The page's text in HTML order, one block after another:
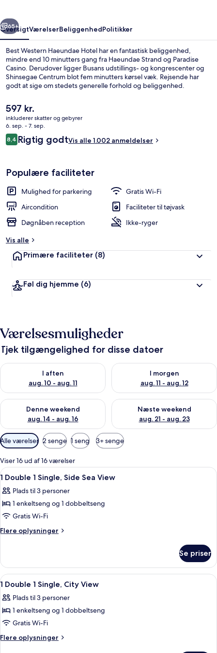
Næste
65+
OversigtVærelserBeliggenhedPolitikker
Best Western Haeundae Hotel har en fantastisk beliggenhed,
mindre end 10 minutters gang fra Haeundae Strand og Paradise
Casino. Derudover ligger Busans udstillings- og kongrescenter og
Shinsegae Centrum blot fem minutters kørsel væk. Rejsende har
godt at sige om stedets generelle forhold og beliggenhed.
Subwaystation ligger 5 minutter væk og Jung-dong Station ligger
14 minutter derfra.
Den
nuværende
pris
er
597 kr.
597 kr.
inkluderer skatter og gebyrer
6. sep. - 7. sep.
Anmeldelser
8,48,4 ud af 10.
Rigtig godtVis alle 1.002 anmeldelser
Populære faciliteter
Mulighed for parkering
Gratis Wi-Fi
Aircondition
Faciliteter til tøjvask
Døgnåben reception
Ikke-ryger
Vis alle
Primære faciliteter (8)
Føl dig hjemme (6)
Værelsesmuligheder
Tjek tilgængelighed for disse datoer
I aften
aug. 10 - aug. 11
Tjek tilgængelighed for i aften aug. 10 - aug. 11
I morgen
aug. 11 - aug. 12
Tjek tilgængelighed for i
Denne weekend
aug. 14 - aug. 16
Tjek tilgængelighed for denne weekend aug. 14 - aug. 16
Næste weekend
aug. 21 - aug. 23
Tjek tilgængelighed for næste
Tilgængelige
filtre
for
værelser
Alle værelser 2 senge 1 seng 3+ senge
Viser 16 ud af 16 værelser
Indlæs
alle
billeder
af
1
Double
Side
Sea
View
Et hotelværelse med to senge, et
11
1 Double 1 Single, Side Sea View
Plads til 3 personer
1 enkeltseng og 1 dobbeltseng
Gratis Wi-Fi
Flere oplysninger
Flere
Double
Single,
Sea
View
Se priser
Indlæs
alle
billeder
af
1
Double
Et hotelværelse med to senge, et
9
1 Double 1 Single, City View
Plads til 3 personer
1 enkeltseng og 1 dobbeltseng
Gratis Wi-Fi
Flere oplysninger
Flere